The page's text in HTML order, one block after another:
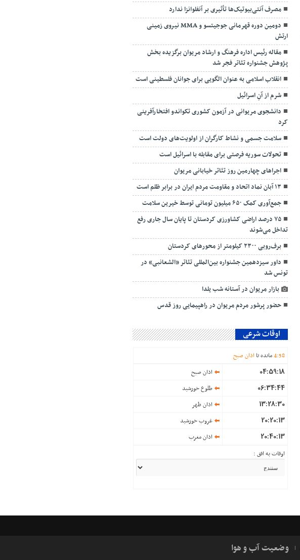
مصرف آنتی‌بیوتیک‌ها تأثیری بر آنفلوانزا ندارد
دومین دوره قهرمانی جوجیتسو و MMA نیروی زمینی
ارتش
مقاله رئیس اداره فرهنگ و ارشاد مریوان برگزیده بخش
پژوهش جشنواره تئاتر فجر شد
انقلاب اسلامی به عنوان الگویی برای جوانان فلسطینی است
شرم از آنِ اسرائیل
دانشجوی مریوانی در آزمون کشوری تکواندو افتخارآفرینی
کرد
سلامت جسمی و نشاط کارگران از اولویت‌های دولت است
تحولات سوریه فرصتی برای مقابله با اسرائیل است
اجراهای چهارمین روز تئاتر خیابانی مریوان
۱۳ آبان نماد اتحاد و مقاومت مردم ایران در برابر ظلم است
جمع‌آوری کمک ۶۵۰ میلیون تومانی توسط خیرین سلامت
۷۵ درصد اراضی کشاورزی کردستان تا پایان سال جاری رفع
تداخل می‌شوند
برف‌روبی ۲۳۰۰ کیلومتر از محورهای کردستان
داور سیزدهمین جشنواره بین‌المللی تئاتر «الشعانبی» در
تونس شد
بازار مریوان در آستانه شب یلدا
حضور پرشور مردم مریوان در راهپیمایی روز قدس
اوقات شرعی
4:58 مانده تا اذان صبح
04:59:18 اذان صبح
06:34:44 طلوع خورشید
13:28:30 اذان ظهر
20:20:13 غروب خورشید
20:40:13
اذان مغرب
اوقات به افق :
وضعیت آب و هوا